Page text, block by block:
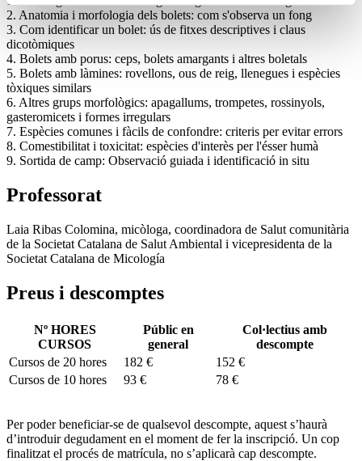
2. Anatomia i morfologia dels bolets: com s'observa un fong
3. Com identificar un bolet: ús de fitxes descriptives i claus
dicotòmiques
4. Bolets amb porus: ceps, bolets amargants i altres boletals
5. Bolets amb làmines: rovellons, ous de reig, llenegues i espècies
tòxiques similars
6. Altres grups morfològics: apagallums, trompetes, rossinyols,
gasteromicets i formes irregulars
7. Espècies comunes i fàcils de confondre: criteris per evitar errors
8. Comestibilitat i toxicitat: espècies d'interès per l'ésser humà
9. Sortida de camp: Observació guiada i identificació in situ
Professorat
Laia Ribas Colomina, micòloga, coordinadora de Salut comunitària
de la Societat Catalana de Salut Ambiental i vicepresidenta de la
Societat Catalana de Micología
Preus i descomptes
Nº HORES
CURSOS
Públic en
general
Col·lectius amb
descompte
Cursos de 20 hores
182 €
152 €
Cursos de 10 hores
93 € 78 €
Per poder beneficiar-se de qualsevol descompte, aquest s’haurà
d’introduir degudament en el moment de fer la inscripció. Un cop
finalitzat el procés de matrícula, no s’aplicarà cap descompte.